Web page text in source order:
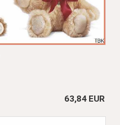
63,84 EUR